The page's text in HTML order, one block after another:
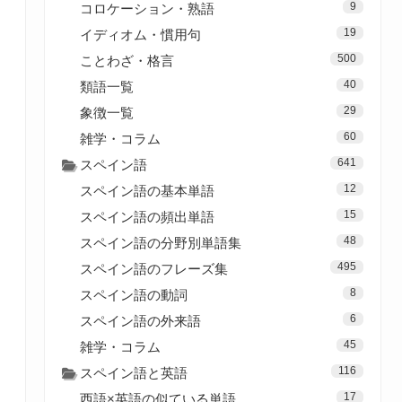
コロケーション・熟語 9
イディオム・慣用句 19
ことわざ・格言 500
類語一覧 40
象徴一覧 29
雑学・コラム 60
スペイン語 641
スペイン語の基本単語 12
スペイン語の頻出単語 15
スペイン語の分野別単語集 48
スペイン語のフレーズ集 495
スペイン語の動詞 8
スペイン語の外来語 6
雑学・コラム 45
スペイン語と英語 116
西語×英語の似ている単語 17